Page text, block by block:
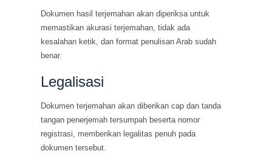
Dokumen hasil terjemahan akan diperiksa untuk
memastikan akurasi terjemahan, tidak ada
kesalahan ketik, dan format penulisan Arab sudah
benar.
Legalisasi
Dokumen terjemahan akan diberikan cap dan tanda
tangan penerjemah tersumpah beserta nomor
registrasi, memberikan legalitas penuh pada
dokumen tersebut.